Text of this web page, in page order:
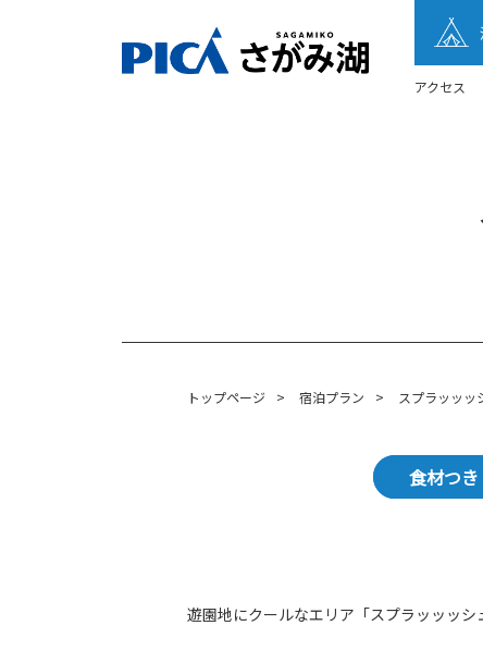
アクセス
トップページ > 宿泊プラン > スプラッッッ
食材つき
遊園地にクールなエリア「スプラッッッシ